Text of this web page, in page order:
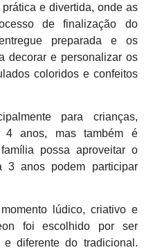
e divertida, onde as
de finalização do
preparada e os
decorar e personalizar os
coloridos e confeitos
para crianças,
4 anos, mas também é
possa aproveitar o
3 anos podem participar
lúdico, criativo e
foi escolhido por ser
e diferente do tradicional.